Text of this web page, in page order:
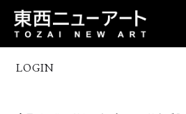
LOGIN